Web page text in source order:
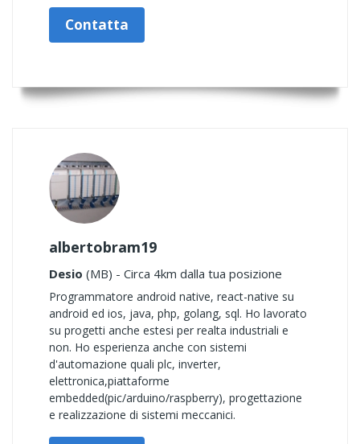
Contatta
albertobram19
Desio (MB) - Circa 4km dalla tua posizione
Programmatore android native, react-native su
android ed ios, java, php, golang, sql. Ho lavorato
su progetti anche estesi per realta industriali e
non. Ho esperienza anche con sistemi
d'automazione quali plc, inverter,
elettronica,piattaforme
embedded(pic/arduino/raspberry), progettazione
e realizzazione di sistemi meccanici.